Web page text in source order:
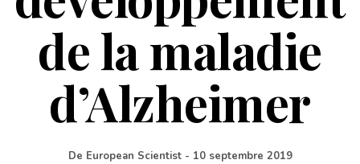
de la maladie
d’Alzheimer
De European Scientist - 10 septembre 2019